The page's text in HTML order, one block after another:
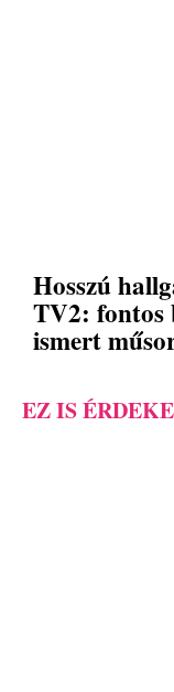
Hosszú
TV2: fontos
ismert
EZ IS